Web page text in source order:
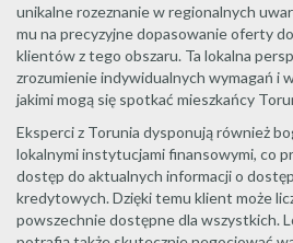
unikalne rozeznanie w regionalnych
mu na precyzyjne dopasowanie oferty
klientów z tego obszaru. Ta lokalna
zrozumienie indywidualnych wymagań i
jakimi mogą się spotkać mieszkańcy
Eksperci z Torunia dysponują również
lokalnymi instytucjami finansowymi, co
dostęp do aktualnych informacji o
kredytowych. Dzięki temu klient może
powszechnie dostępne dla wszystkich.